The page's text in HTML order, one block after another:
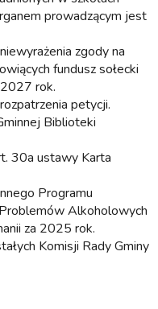
prowadzącym jest
zgody na
fundusz sołecki
rok.
petycji.
Biblioteki
30a ustawy Karta
Programu
Alkoholowych
za 2025 rok.
Komisji Rady Gminy